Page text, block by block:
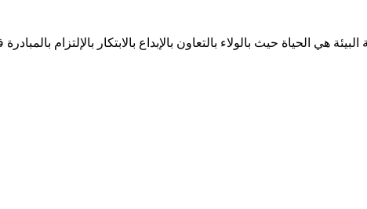
البيئة هي الحياة حيث بالولاء بالتعاون بالإبداع بالابتكار بالإلتزام